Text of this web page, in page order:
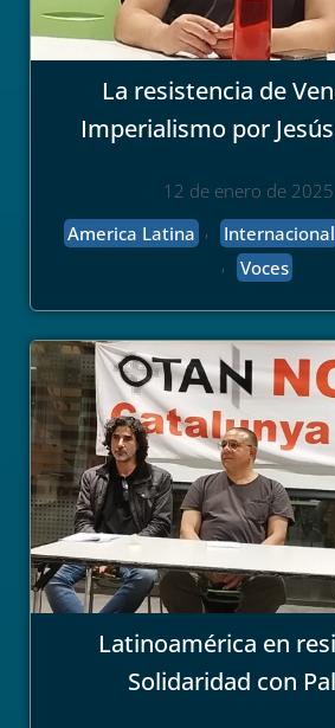
La resistencia de
Imperialismo por
12 de enero de 2025
America Latina , Internacional
,
Voces
Latinoamérica en
Solidaridad con